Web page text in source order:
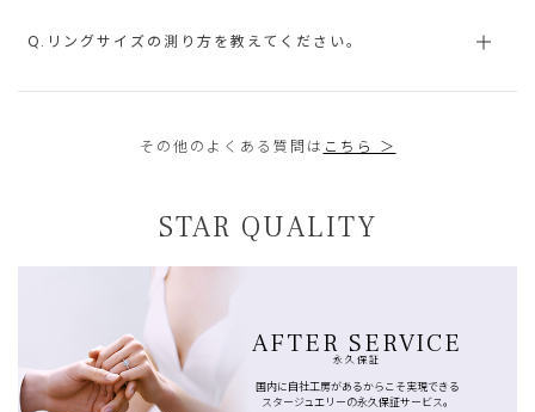
Q.リングサイズの測り方を教えてください。
その他のよくある質問は こちら ＞
STAR QUALITY
AFTER SERVICE
永久保証
国内に自社工房があるからこそ実現できる
スタージュエリーの永久保証サービス。